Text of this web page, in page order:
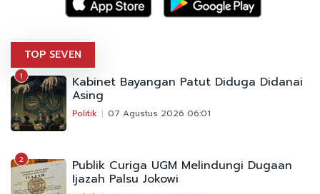
TOP SEVEN
1 Kabinet Bayangan Patut Diduga Didanai
Asing
Politik 07 Agustus 2026 06:01
2 Publik Curiga UGM Melindungi Dugaan
Ijazah Palsu Jokowi